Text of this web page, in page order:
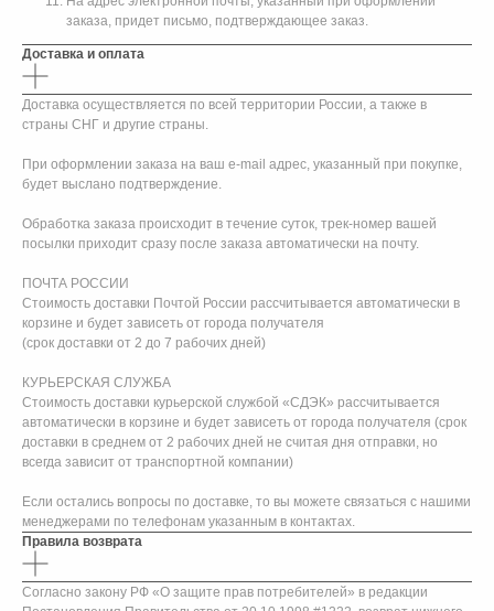
заказа, придет письмо, подтверждающее заказ.
Доставка и оплата
Доставка осуществляется по всей территории России, а также в
страны СНГ и другие страны.
При оформлении заказа на ваш e-mail адрес, указанный при покупке,
будет выслано подтверждение.
Обработка заказа происходит в течение суток, трек-номер вашей
посылки приходит сразу после заказа автоматически на почту.
ПОЧТА РОССИИ
Стоимость доставки Почтой России рассчитывается автоматически в
корзине и будет зависеть от города получателя
(срок доставки от 2 до 7 рабочих дней)
КУРЬЕРСКАЯ СЛУЖБА
Стоимость доставки курьерской службой «СДЭК» рассчитывается
автоматически в корзине и будет зависеть от города получателя (срок
доставки в среднем от 2 рабочих дней не считая дня отправки, но
всегда зависит от транспортной компании)
Если остались вопросы по доставке, то вы можете связаться с нашими
менеджерами по телефонам указанным в контактах.
Правила возврата
Согласно закону РФ «О защите прав потребителей» в редакции